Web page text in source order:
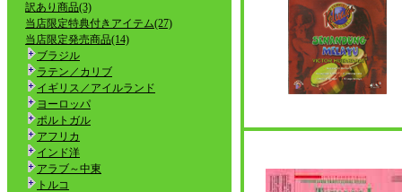
訳あり商品(3)
当店限定特典付きアイテム(27)
当店限定発売商品(14)
ブラジル
ラテン／カリブ
イギリス／アイルランド
ヨーロッパ
ポルトガル
アフリカ
インド洋
アラブ～中東
トルコ